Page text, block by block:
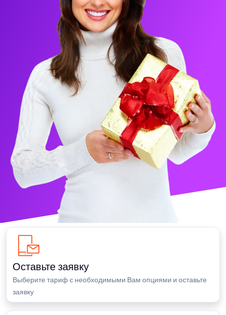
Оставьте заявку
Выберите тариф с необходимыми Вам опциями и оставьте
заявку